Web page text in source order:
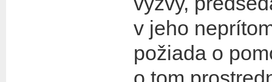
v jeho
požiada o